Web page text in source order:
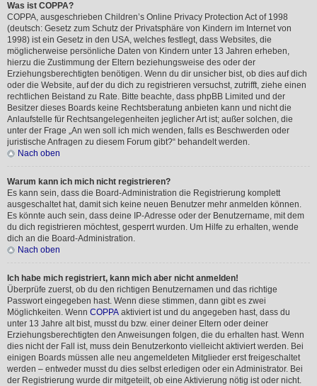
Was ist COPPA?
COPPA, ausgeschrieben Children’s Online Privacy Protection Act of 1998
(deutsch: Gesetz zum Schutz der Privatsphäre von Kindern im Internet von
1998) ist ein Gesetz in den USA, welches festlegt, dass Websites, die
möglicherweise persönliche Daten von Kindern unter 13 Jahren erheben,
hierzu die Zustimmung der Eltern beziehungsweise des oder der
Erziehungsberechtigten benötigen. Wenn du dir unsicher bist, ob dies auf dich
oder die Website, auf der du dich zu registrieren versuchst, zutrifft, ziehe einen
rechtlichen Beistand zu Rate. Bitte beachte, dass phpBB Limited und der
Besitzer dieses Boards keine Rechtsberatung anbieten kann und nicht die
Anlaufstelle für Rechtsangelegenheiten jeglicher Art ist; außer solchen, die
unter der Frage „An wen soll ich mich wenden, falls es Beschwerden oder
juristische Anfragen zu diesem Forum gibt?“ behandelt werden.
Nach oben
Warum kann ich mich nicht registrieren?
Es kann sein, dass die Board-Administration die Registrierung komplett
ausgeschaltet hat, damit sich keine neuen Benutzer mehr anmelden können.
Es könnte auch sein, dass deine IP-Adresse oder der Benutzername, mit dem
du dich registrieren möchtest, gesperrt wurden. Um Hilfe zu erhalten, wende
dich an die Board-Administration.
Nach oben
Ich habe mich registriert, kann mich aber nicht anmelden!
Überprüfe zuerst, ob du den richtigen Benutzernamen und das richtige
Passwort eingegeben hast. Wenn diese stimmen, dann gibt es zwei
Möglichkeiten. Wenn COPPA aktiviert ist und du angegeben hast, dass du
unter 13 Jahre alt bist, musst du bzw. einer deiner Eltern oder deiner
Erziehungsberechtigten den Anweisungen folgen, die du erhalten hast. Wenn
dies nicht der Fall ist, muss dein Benutzerkonto vielleicht aktiviert werden. Bei
einigen Boards müssen alle neu angemeldeten Mitglieder erst freigeschaltet
werden – entweder musst du dies selbst erledigen oder ein Administrator. Bei
der Registrierung wurde dir mitgeteilt, ob eine Aktivierung nötig ist oder nicht.